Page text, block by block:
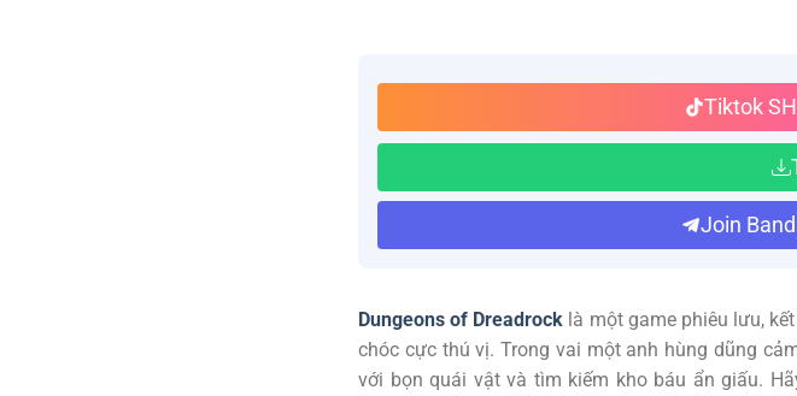
Tiktok
Join
Dungeons of Dreadrock là một game phiêu lưu,
chóc cực thú vị. Trong vai một anh hùng dũng
với bọn quái vật và tìm kiếm kho báu ẩn giấu.